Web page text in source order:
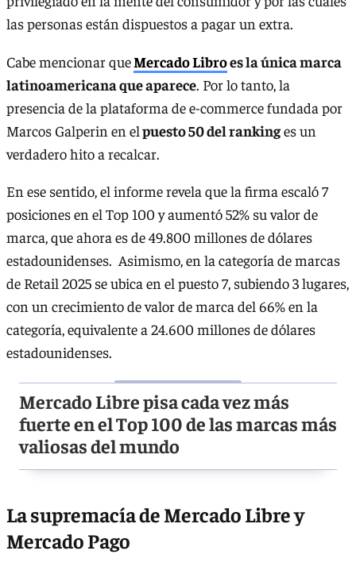
las personas están dispuestos a pagar un extra.
Cabe mencionar queMercado Libroes la única marca
latinoamericana que aparece. Por lo tanto, la
presencia de la plataforma de e-commerce fundada por
Marcos Galperin en elpuesto 50 del rankinges un
verdadero hito a recalcar.
En ese sentido, el informe revela que la firma escaló 7
posiciones en el Top 100 y aumentó 52% su valor de
marca, que ahora es de 49.800 millones de dólares
estadounidenses. Asimismo, en la categoría de marcas
de Retail 2025 se ubica en el puesto 7, subiendo 3 lugares,
con un crecimiento de valor de marca del 66% en la
categoría, equivalente a 24.600 millones de dólares
estadounidenses.
Mercado Libre pisa cada vez más
fuerte en el Top 100 de las marcas más
valiosas del mundo
La supremacía de Mercado Libre y
Mercado Pago